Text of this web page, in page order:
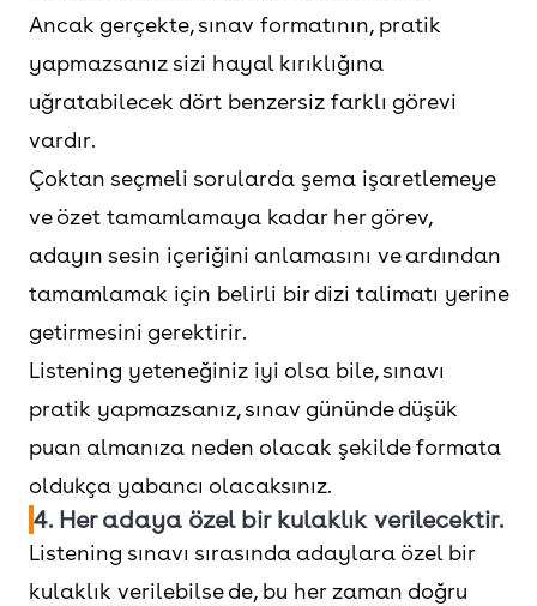
Ancak gerçekte, sınav formatının, pratik
yapmazsanız sizi hayal kırıklığına
uğratabilecek dört benzersiz farklı görevi
vardır.
Çoktan seçmeli sorularda şema işaretlemeye
ve özet tamamlamaya kadar her görev,
adayın sesin içeriğini anlamasını ve ardından
tamamlamak için belirli bir dizi talimatı yerine
getirmesini gerektirir.
Listening yeteneğiniz iyi olsa bile, sınavı
pratik yapmazsanız, sınav gününde düşük
puan almanıza neden olacak şekilde formata
oldukça yabancı olacaksınız.
4. Her adaya özel bir kulaklık verilecektir.
Listening sınavı sırasında adaylara özel bir
kulaklık verilebilse de, bu her zaman doğru